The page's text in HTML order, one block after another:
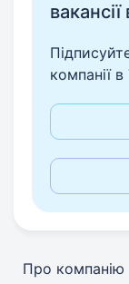
компанії
Про компанію